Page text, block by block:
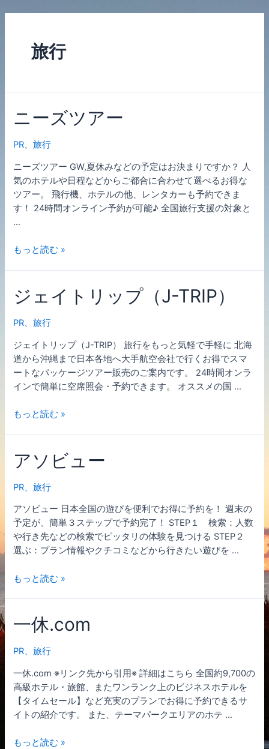
旅行
ニーズツアー
PR、旅行
ニーズツアー GW,夏休みなどの予定はお決まりですか？ 人
気のホテルや日程などからご都合に合わせて選べるお得な
ツアー。 飛行機、ホテルの他、レンタカーも予約できま
す！ 24時間オンライン予約が可能♪ 全国旅行支援の対象と
…
ニ
ツ
ア
ー
もっと読む »
ジェイトリップ（J-TRIP）
PR、旅行
ジェイトリップ（J-TRIP） 旅行をもっと気軽で手軽に 北海
道から沖縄まで日本各地へ大手航空会社で行くお得でスマ
ートなパッケージツアー販売のご案内です。 24時間オンラ
インで簡単に空席照会・予約できます。 オススメの国 …
ジ
ト
リ
ッ
（J-
TRIP）
もっと読む »
アソビュー
PR、旅行
アソビュー 日本全国の遊びを便利でお得に予約を！ 週末の
予定が、簡単３ステップで予約完了！ STEP１ 検索：人数
や行き先などの検索でピッタリの体験を見つける STEP２
選ぶ：プラン情報やクチコミなどから行きたい遊びを …
ア
もっと読む »
一休.com
PR、旅行
一休.com ※リンク先から引用※ 詳細はこちら 全国約9,700の
高級ホテル・旅館、またワンランク上のビジネスホテルを
【タイムセール】など充実のプランでお得に予約できるサ
イトの紹介です。 また、テーマパークエリアのホテ …
一
もっと読む »